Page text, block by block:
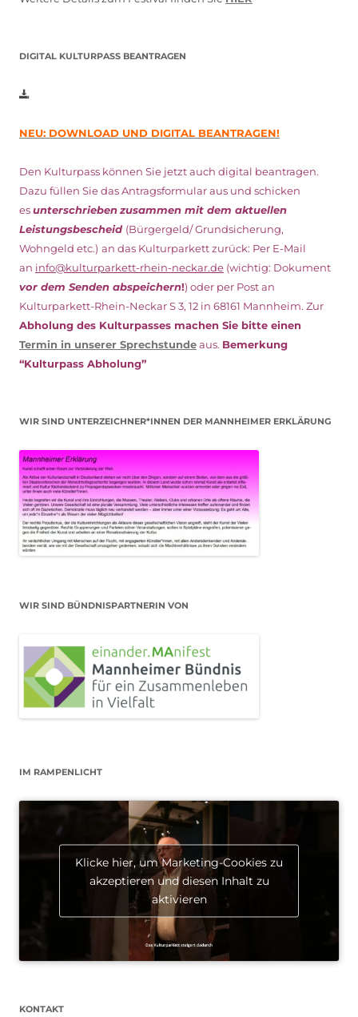
DIGITAL KULTURPASS BEANTRAGEN
NEU: DOWNLOAD UND DIGITAL BEANTRAGEN!
Den Kulturpass können Sie jetzt auch digital beantragen.
Dazu füllen Sie das Antragsformular aus und schicken
esunterschriebenzusammen mit dem aktuellen
Leistungsbescheid (Bürgergeld/ Grundsicherung,
Wohngeld etc.) an das Kulturparkett zurück: Per E-Mail
an info@kulturparkett-rhein-neckar.de (wichtig: Dokument
vor dem Senden abspeichern!) oder per Post an
Kulturparkett-Rhein-Neckar S 3, 12 in 68161 Mannheim. Zur
Abholung des Kulturpasses machen Sie bitte einen
Termin in unserer Sprechstundeaus. Bemerkung
“Kulturpass Abholung”
WIR SIND UNTERZEICHNER*INNEN DER MANNHEIMER ERKLÄRUNG
WIR SIND BÜNDNISPARTNERIN VON
IM RAMPENLICHT
Klicke hier, um Marketing-Cookies zu
akzeptieren und diesen Inhalt zu
aktivieren
KONTAKT